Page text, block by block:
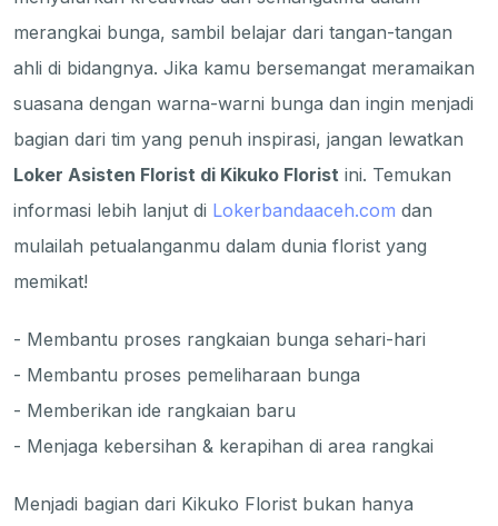
merangkai bunga, sambil belajar dari tangan-tangan
ahli di bidangnya. Jika kamu bersemangat meramaikan
suasana dengan warna-warni bunga dan ingin menjadi
bagian dari tim yang penuh inspirasi, jangan lewatkan
Loker Asisten Florist di Kikuko Florist ini. Temukan
informasi lebih lanjut di Lokerbandaaceh.com dan
mulailah petualanganmu dalam dunia florist yang
memikat!
- Membantu proses rangkaian bunga sehari-hari
- Membantu proses pemeliharaan bunga
- Memberikan ide rangkaian baru
- Menjaga kebersihan & kerapihan di area rangkai
Menjadi bagian dari Kikuko Florist bukan hanya